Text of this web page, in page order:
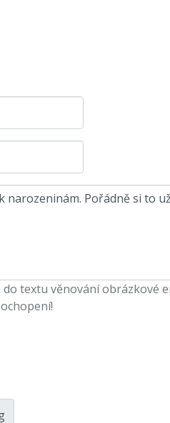
textu věnování obrázkové